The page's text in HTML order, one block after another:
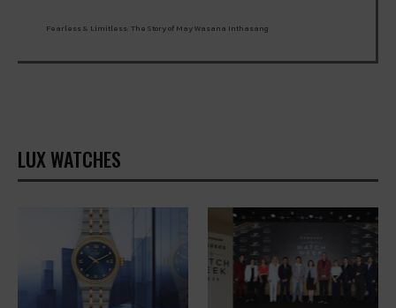
Fearless & Limitless: The Story of May Wasana Inthasang
LUX WATCHES